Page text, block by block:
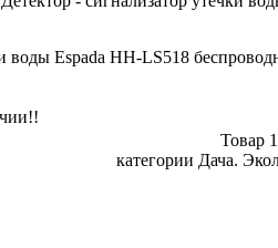
воды Espada HH-LS518
Товар
категории Дача.